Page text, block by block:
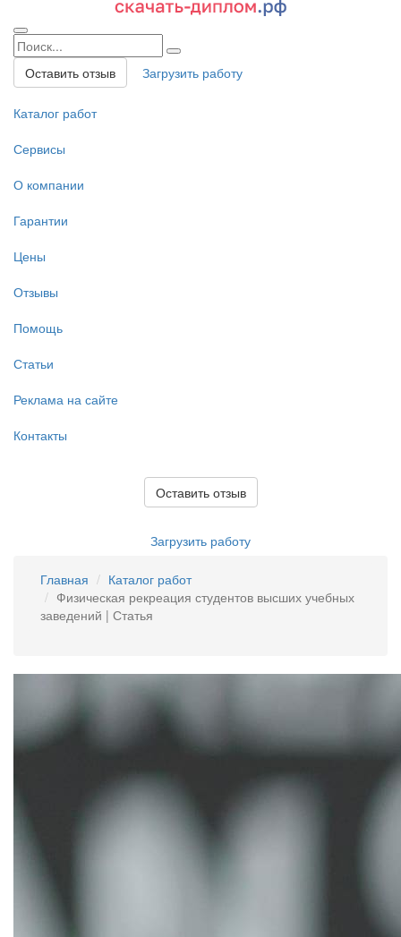
Оставить отзыв Загрузить работу
Каталог работ
Сервисы
О компании
Гарантии
Цены
Отзывы
Помощь
Статьи
Реклама на сайте
Контакты
Оставить отзыв
Загрузить работу
Главная
Каталог работ
Физическая рекреация студентов высших учебных
заведений | Статья